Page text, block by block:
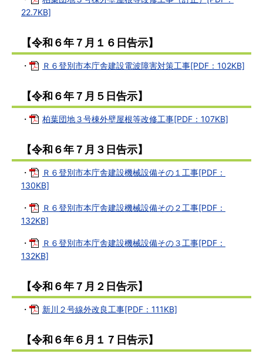
22.7KB]
【令和６年７月１６日告示】
・ Ｒ６登別市本庁舎建設電波障害対策工事[PDF：102KB]
【令和６年７月５日告示】
・ 柏葉団地３号棟外壁屋根等改修工事[PDF：107KB]
【令和６年７月３日告示】
・
Ｒ６登別市本庁舎建設機械設備その１工事[PDF：
130KB]
・
Ｒ６登別市本庁舎建設機械設備その２工事[PDF：
132KB]
・
Ｒ６登別市本庁舎建設機械設備その３工事[PDF：
132KB]
【令和６年７月２日告示】
・ 新川２号線外改良工事[PDF：111KB]
【令和６年６月１７日告示】